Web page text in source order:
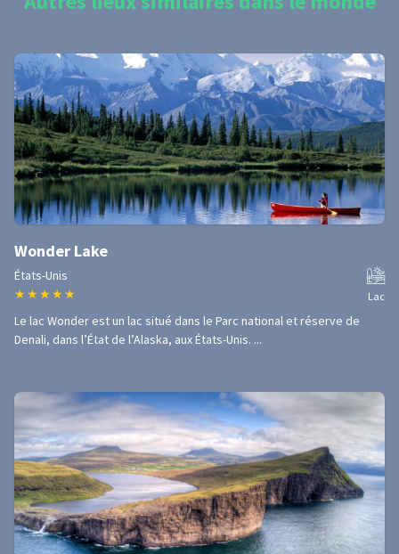
Wonder Lake
États-Unis
★ ★ ★ ★ ★ Lac
Le lac Wonder est un lac situé dans le Parc national et réserve de
Denali, dans l’État de l’Alaska, aux États-Unis. ...